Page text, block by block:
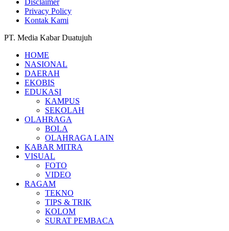
Privacy Policy
Kontak Kami
PT. Media Kabar Duatujuh
HOME
NASIONAL
DAERAH
EKOBIS
EDUKASI
KAMPUS
SEKOLAH
OLAHRAGA
BOLA
OLAHRAGA LAIN
KABAR MITRA
VISUAL
FOTO
VIDEO
RAGAM
TEKNO
TIPS & TRIK
KOLOM
SURAT PEMBACA